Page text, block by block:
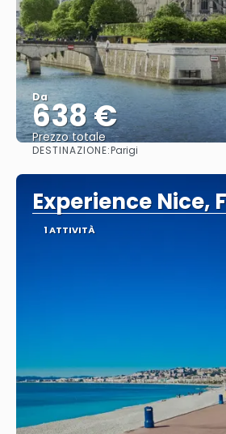
Da
638 €
Prezzo totale
DESTINAZIONE:Parigi
Experience Nice,
1 ATTIVITÀ